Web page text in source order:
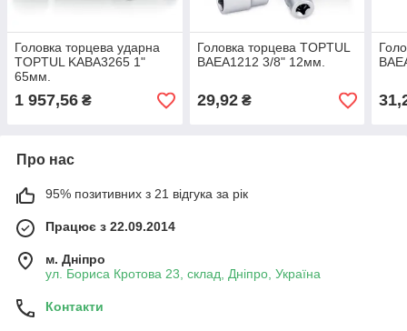
Головка торцева ударна
TOPTUL KABA3265 1"
65мм.
1 957,56 ₴
Головка торцева TOPTUL
BAEA1212 3/8" 12мм.
29,92₴
Про нас
95% позитивних з 21 відгука за рік
Працює з 22.09.2014
м. Дніпро
ул. Бориса Кротова 23, склад, Дніпро, Україна
Контакти